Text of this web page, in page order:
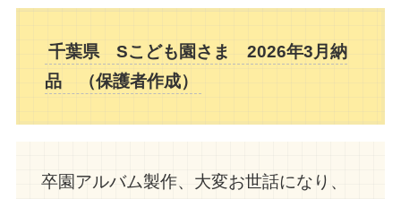
千葉県 Sこども園さま 2026年3月納
品 （保護者作成）
卒園アルバム製作、大変お世話になり、